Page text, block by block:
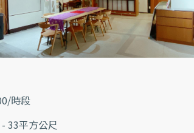
時段
33平方公尺